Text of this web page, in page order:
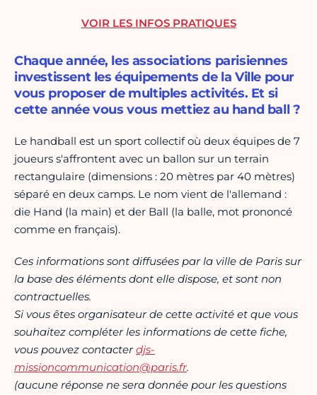
Chaque année, les associations parisiennes
investissent les équipements de la Ville pour
vous proposer de multiples activités. Et si
cette année vous vous mettiez au hand ball ?
Le handball est un sport collectif où deux équipes de 7
joueurs s'affrontent avec un ballon sur un terrain
rectangulaire (dimensions : 20 mètres par 40 mètres)
séparé en deux camps. Le nom vient de l'allemand :
die Hand (la main) et der Ball (la balle, mot prononcé
comme en français).
Ces informations sont diffusées par la ville de Paris sur
la base des éléments dont elle dispose, et sont non
contractuelles.
Si vous êtes organisateur de cette activité et que vous
souhaitez compléter les informations de cette fiche,
vous pouvez contacterdjs-
missioncommunication@paris.fr.
(aucune réponse ne sera donnée pour les questions
VOIR LES INFOS PRATIQUES